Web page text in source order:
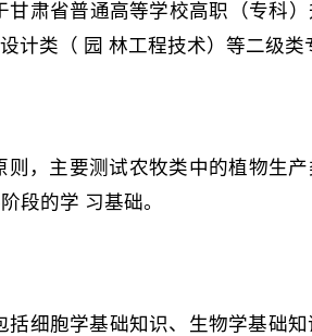
甘肃省普通高等学校高职（专科
计类（ 园 林工程技术）等二级类
则，主要测试农牧类中的植物生
段的学 习基础。
括细胞学基础知识、生物学基础